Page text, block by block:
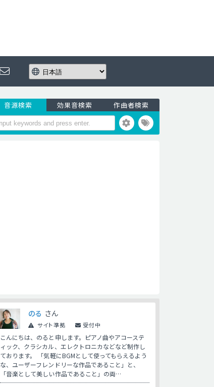
音源検索 効果音検索 作曲者検索
のる さん
サイト準拠 受付中
こんにちは、のると申します。ピアノ曲やアコーステ
ィック、クラシカル、エレクトロニカなどなど制作し
ております。 「気軽にBGMとして使ってもらえるよう
な、ユーザーフレンドリーな作品であること」と、
「音楽として美しい作品であること」の両…